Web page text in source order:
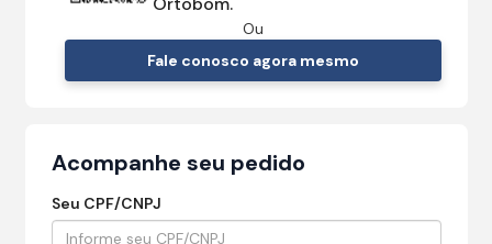
Ou
Fale conosco agora mesmo
Acompanhe seu pedido
Seu CPF/CNPJ